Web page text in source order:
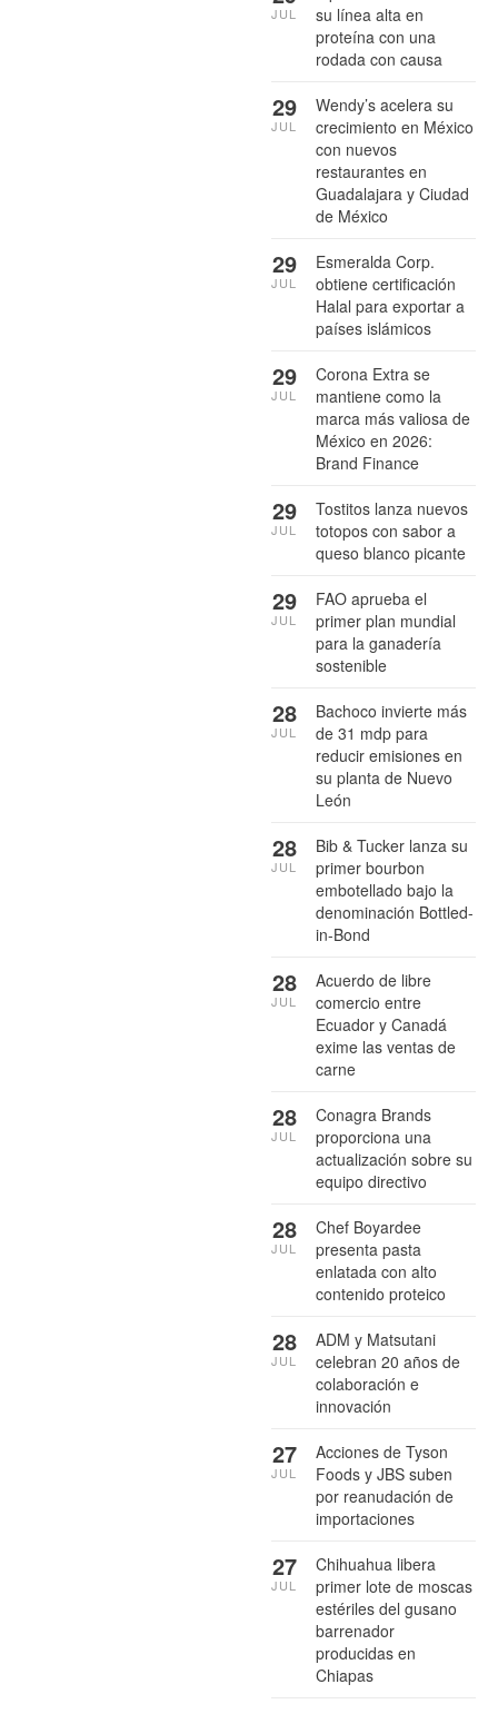
su línea alta en
proteína con una
rodada con causa
JUL
Wendy’s acelera su
crecimiento en México
con nuevos
restaurantes en
Guadalajara y Ciudad
de México
29
JUL
Esmeralda Corp.
obtiene certificación
Halal para exportar a
países islámicos
29
JUL
Corona Extra se
mantiene como la
marca más valiosa de
México en 2026:
Brand Finance
29
JUL
Tostitos lanza nuevos
totopos con sabor a
queso blanco picante
29
JUL
FAO aprueba el
primer plan mundial
para la ganadería
sostenible
29
JUL
Bachoco invierte más
de 31 mdp para
reducir emisiones en
su planta de Nuevo
León
28
JUL
Bib & Tucker lanza su
primer bourbon
embotellado bajo la
denominación Bottled-
in-Bond
28
JUL
Acuerdo de libre
comercio entre
Ecuador y Canadá
exime las ventas de
carne
28
JUL
Conagra Brands
proporciona una
actualización sobre su
equipo directivo
28
JUL
Chef Boyardee
presenta pasta
enlatada con alto
contenido proteico
28
JUL
ADM y Matsutani
celebran 20 años de
colaboración e
innovación
28
JUL
Acciones de Tyson
Foods y JBS suben
por reanudación de
importaciones
27
JUL
Chihuahua libera
primer lote de moscas
estériles del gusano
barrenador
producidas en
Chiapas
27
JUL